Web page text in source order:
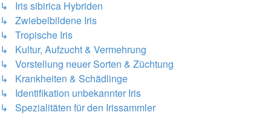
↳ Iris sibirica Hybriden
↳ Zwiebelbildene Iris
↳ Tropische Iris
↳ Kultur, Aufzucht & Vermehrung
↳ Vorstellung neuer Sorten & Züchtung
↳ Krankheiten & Schädlinge
↳ Identifikation unbekannter Iris
↳ Spezialitäten für den Irissammler